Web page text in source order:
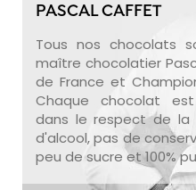
PASCAL CAFFET
Tous nos chocolats
maître chocolatier
de France et
Chaque chocolat
dans le respect de la
d'alcool, pas de
peu de sucre et 100%